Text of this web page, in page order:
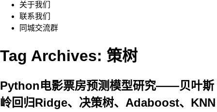
关于我们
联系我们
同城交流群
Tag Archives: 策树
Python电影票房预测模型研究——贝叶斯
岭回归Ridge、决策树、Adaboost、KNN